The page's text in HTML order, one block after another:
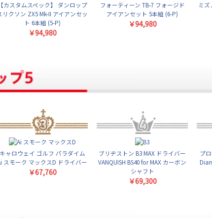
【カスタムスペック】 ダンロップ
リクソン ZX5 Mk-II アイアンセッ
ト 6本組 (5-P)
￥94,980
フォーティーン TB-7 フォージド
アイアンセット 5本組 (6-P)
￥94,980
ミズ
キャロウェイ ゴルフ パラダイム
スモーク マックスD ドライバー
￥67,760
ブリヂストン B3 MAX ドライバー
VANQUISH BS40 for MAX カーボン
シャフト
￥69,300
プ